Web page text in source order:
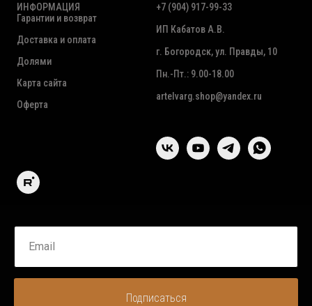
ИНФОРМАЦИЯ
Гарантии и возврат
Доставка и оплата
Долями
Карта сайта
Оферта
+7 (904) 917-99-33
ИП Кабатов А.В.
г. Богородск, ул. Правды, 10
Пн.-Пт.: 9.00-18.00
artelvarg.shop@yandex.ru
Подписаться